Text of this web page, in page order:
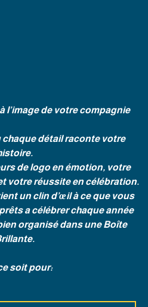
l’image de votre compagnie
détail raconte votre
de logo en émotion, votre
votre réussite en célébration.
un clin d’œil à ce que vous
a célébrer chaque année
organisé dans une Boîte
soit pour: